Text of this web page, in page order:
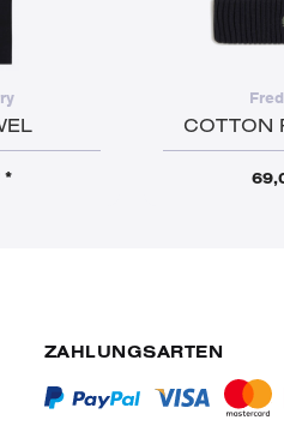
*
COTTON
ZAHLUNGSARTEN